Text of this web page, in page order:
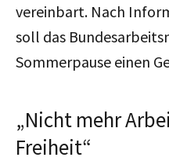
vereinbart. Nach
soll das
Sommerpause einen
„Nicht mehr
Freiheit“